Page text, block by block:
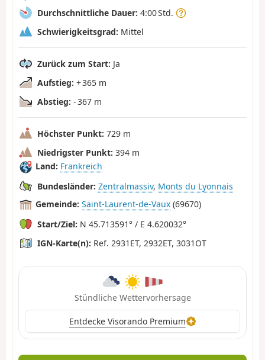
Durchschnittliche Dauer: 4:00 Std.
Schwierigkeitsgrad: Mittel
Zurück zum Start: Ja
Aufstieg: + 365 m
Abstieg: - 367 m
Höchster Punkt: 729 m
Niedrigster Punkt: 394 m
Land: Frankreich
Bundesländer: Zentralmassiv, Monts du Lyonnais
Gemeinde: Saint-Laurent-de-Vaux (69670)
Start/Ziel: N 45.713591° / E 4.620032°
IGN-Karte(n): Ref. 2931ET, 2932ET, 3031OT
Stündliche Wettervorhersage
Entdecke Visorando Premium